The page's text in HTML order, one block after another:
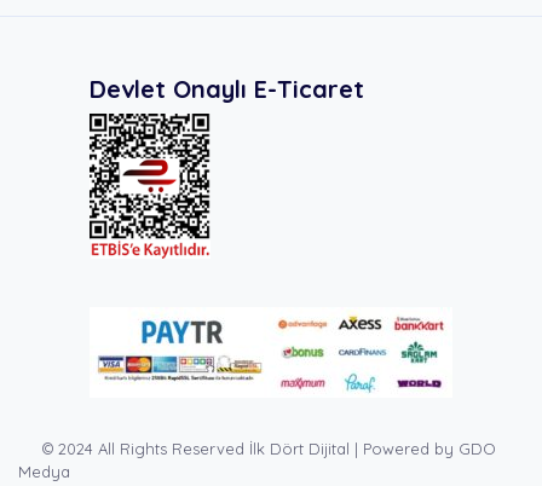
Devlet Onaylı E-Ticaret
© 2024 All Rights Reserved İlk Dört Dijital | Powered by GDO
Medya